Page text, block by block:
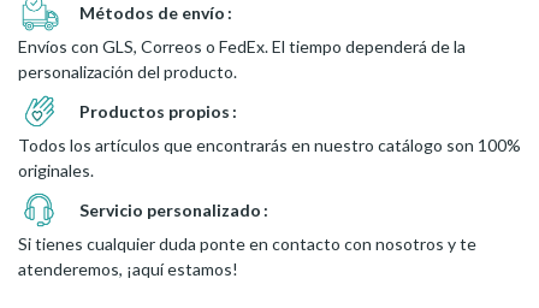
Métodos de envío
Envíos con GLS, Correos o FedEx. El tiempo dependerá de la
personalización del producto.
Productos propios
Todos los artículos que encontrarás en nuestro catálogo son 100%
originales.
Servicio personalizado
Si tienes cualquier duda ponte en contacto con nosotros y te
atenderemos, ¡aquí estamos!